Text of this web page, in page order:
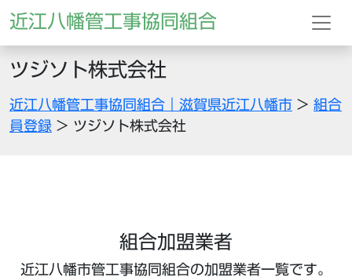
近江八幡管工事協同組合
ツジソト株式会社
近江八幡管工事協同組合｜滋賀県近江八幡市 > 組合
員登録 > ツジソト株式会社
組合加盟業者
近江八幡市管工事協同組合の加盟業者一覧です。